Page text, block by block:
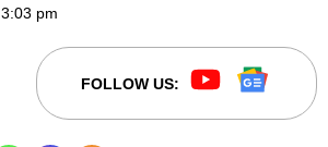
3:03 pm
FOLLOW US: